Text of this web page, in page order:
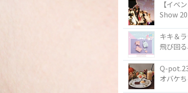
TOKYO
【イベ
Show
キキ＆
飛び回
50周年
たコレ
Q-
オバケ